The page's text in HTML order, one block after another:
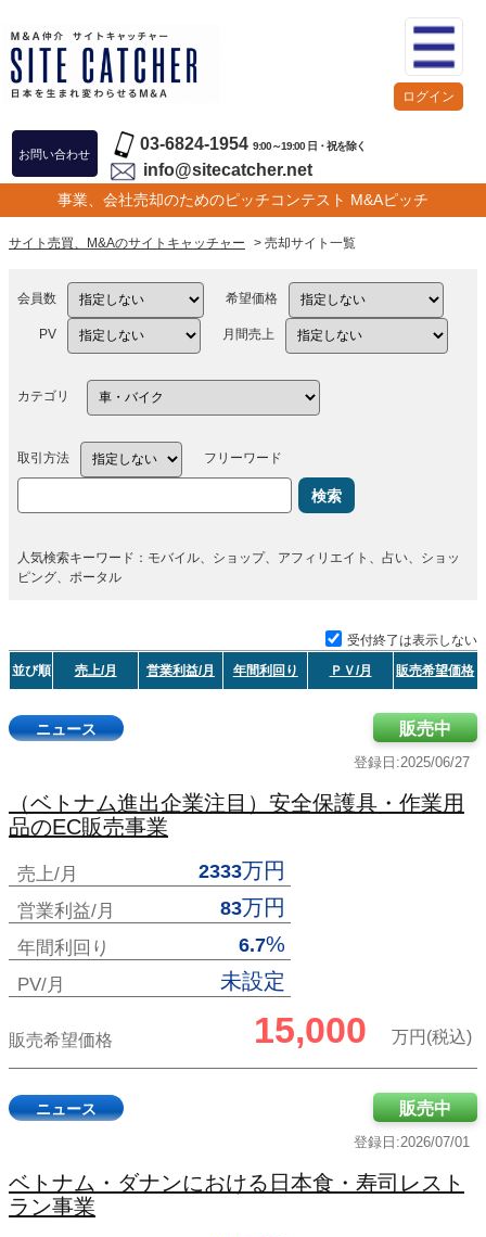
お問い合わせ
03-6824-1954 9:00～19:00 日・祝を除く
info@sitecatcher.net
事業、会社売却のためのピッチコンテスト M&Aピッチ
ログイン
サイト売買、M&Aのサイトキャッチャー > 売却サイト一覧
会員数 希望価格
PV 月間売上
カテゴリ
取引方法 フリーワード
検索
人気検索キーワード：モバイル、ショップ、アフィリエイト、占い、ショッ
ピング、ポータル
受付終了は表示しない
並び順
売上/月 営業利益/月 年間利回り ＰＶ/月 販売希望価格
ニュース
登録日:2025/06/27
販売中
（ベトナム進出企業注目）安全保護具・作業用
品のEC販売事業
売上/月 2333万円
営業利益/月 83万円
年間利回り 6.7%
PV/月 未設定
販売希望価格 15,000 万円(税込)
ニュース
登録日:2026/07/01
販売中
ベトナム・ダナンにおける日本食・寿司レスト
ラン事業